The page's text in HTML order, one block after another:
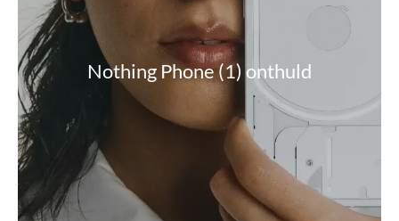
Nothing Phone (1) onthuld